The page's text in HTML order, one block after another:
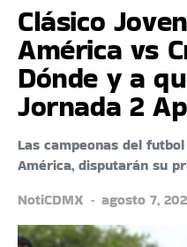
Clásico
América vs
Dónde y a
Jornada 2
Las campeonas del
América, disputarán su
NotiCDMX
agosto 7,